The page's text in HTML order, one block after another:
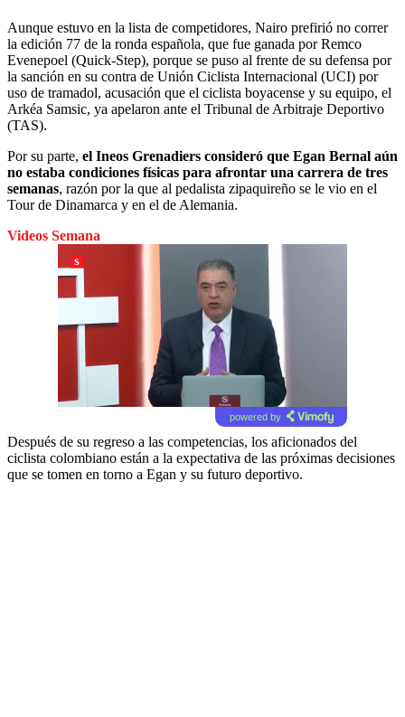
Aunque estuvo en la lista de competidores, Nairo prefirió no correr
la edición 77 de la ronda española, que fue ganada por Remco
Evenepoel (Quick-Step), porque se puso al frente de su defensa por
la sanción en su contra de Unión Ciclista Internacional (UCI) por
uso de tramadol, acusación que el ciclista boyacense y su equipo, el
Arkéa Samsic, ya apelaron ante el Tribunal de Arbitraje Deportivo
(TAS).
Por su parte, el Ineos Grenadiers consideró que Egan Bernal aún
no estaba condiciones físicas para afrontar una carrera de tres
semanas, razón por la que al pedalista zipaquireño se le vio en el
Tour de Dinamarca y en el de Alemania.
Videos Semana
powered by
Después de su regreso a las competencias, los aficionados del
ciclista colombiano están a la expectativa de las próximas decisiones
que se tomen en torno a Egan y su futuro deportivo.